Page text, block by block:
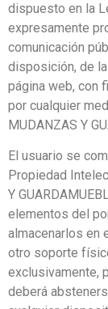
dispuesto en la
expresamente
comunicación
disposición, de
página web, con
por cualquier
MUDANZAS Y
El usuario se
Propiedad
Y
elementos del
almacenarlos en
otro soporte
exclusivamente,
deberá